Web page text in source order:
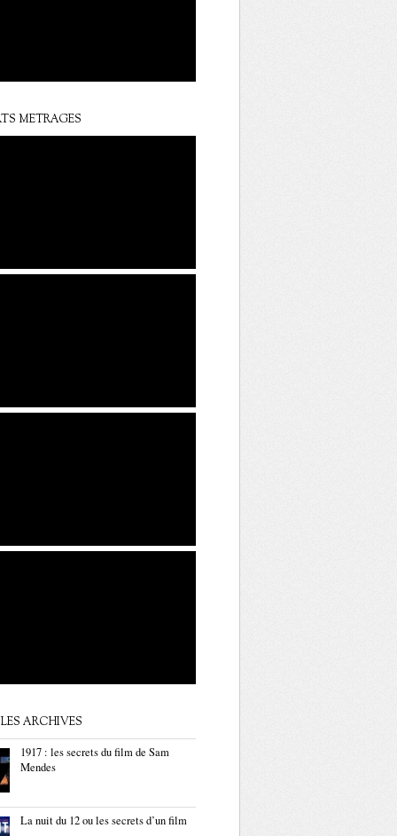
METRAGES
ARCHIVES
1917 : les secrets du film de Sam
Mendes
La nuit du 12 ou les secrets d’un film